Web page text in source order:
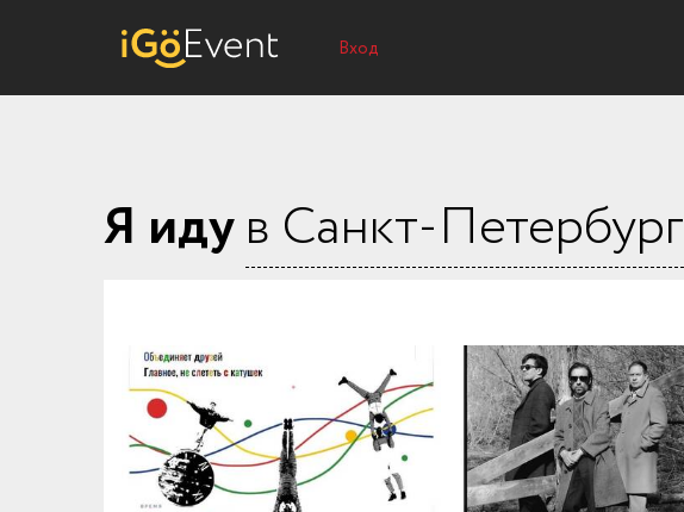
Вход
Я идув Санкт-Петербург